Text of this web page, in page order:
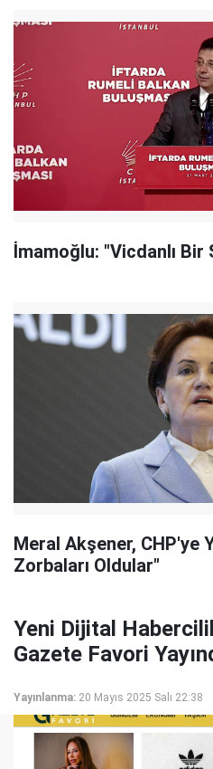
İmamoğlu: "Vicdanlı Bir
Meral Akşener, CHP'ye
Zorbaları Oldular"
Yeni Dijital
Gazete Favori
Yayınlanma: 20 Mayıs 2025 Salı 22:38